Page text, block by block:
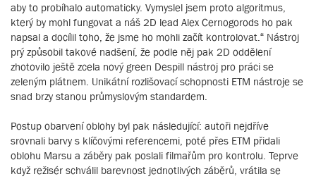
aby to probíhalo automaticky. Vymyslel jsem proto algoritmus,
který by mohl fungovat a náš 2D lead Alex Cernogorods ho pak
napsal a docílil toho, že jsme ho mohli začít kontrolovat.“ Nástroj
prý způsobil takové nadšení, že podle něj pak 2D oddělení
zhotovilo ještě zcela nový green Despill nástroj pro práci se
zeleným plátnem. Unikátní rozlišovací schopnosti ETM nástroje se
snad brzy stanou průmyslovým standardem.
Postup obarvení oblohy byl pak následující: autoři nejdříve
srovnali barvy s klíčovými referencemi, poté přes ETM přidali
oblohu Marsu a záběry pak poslali filmařům pro kontrolu. Teprve
když režisér schválil barevnost jednotlivých záběrů, vrátila se